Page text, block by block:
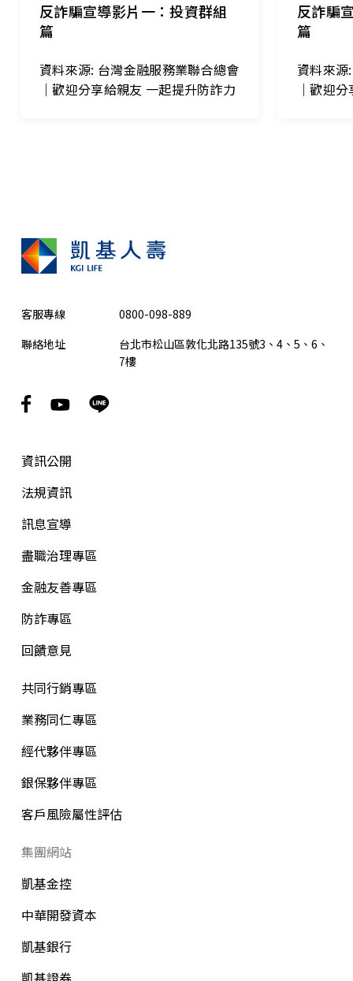
反詐騙宣導影片一：投資群組
篇
資料來源: 台灣金融服務業聯合總會
｜歡迎分享給親友 一起提升防詐力
反詐騙
篇
資料來
｜歡迎
客服專線
0800-098-889
聯絡地址
台北市松山區敦化北路135號3、4、5、6、
7樓
資訊公開
法規資訊
訊息宣導
盡職治理專區
金融友善專區
防詐專區
回饋意見
共同行銷專區
業務同仁專區
經代夥伴專區
銀保夥伴專區
客戶風險屬性評估
集團網站
凱基金控
中華開發資本
凱基銀行